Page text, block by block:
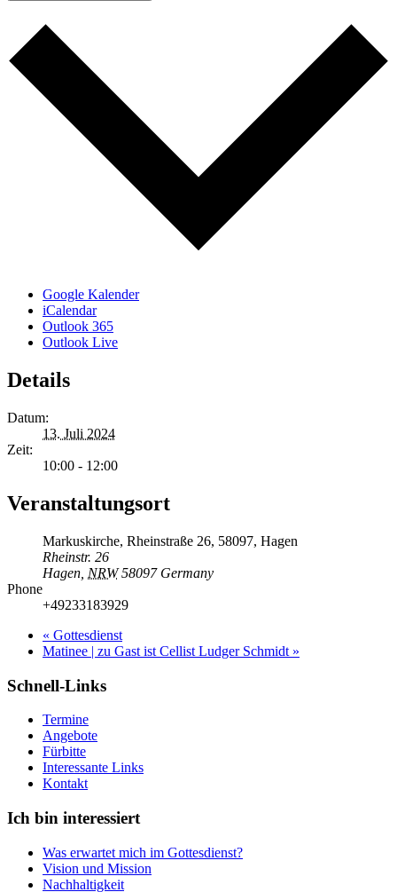
Google Kalender
iCalendar
Outlook 365
Outlook Live
Details
Datum:
13. Juli 2024
Zeit:
10:00 - 12:00
Veranstaltungsort
Markuskirche, Rheinstraße 26, 58097, Hagen
Rheinstr. 26
Hagen NRW 58097 Germany
Phone
+49233183929
« Gottesdienst
Matinee | zu Gast ist Cellist Ludger Schmidt »
Schnell-Links
Termine
Angebote
Fürbitte
Interessante Links
Kontakt
Ich bin interessiert
Was erwartet mich im Gottesdienst?
Vision und Mission
Nachhaltigkeit